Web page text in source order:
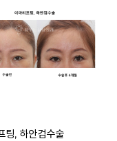
팅, 하안검수술